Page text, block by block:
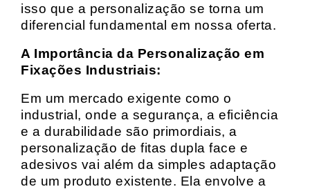
isso que a personalização se torna um
diferencial fundamental em nossa oferta.
A Importância da Personalização em
Fixações Industriais:
Em um mercado exigente como o
industrial, onde a segurança, a eficiência
e a durabilidade são primordiais, a
personalização de fitas dupla face e
adesivos vai além da simples adaptação
de um produto existente. Ela envolve a